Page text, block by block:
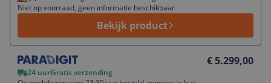
Niet op voorraad, geen informatie beschikbaar
Bekijk product
€ 5.299,00
24 uurGratis verzending
Bekijk product